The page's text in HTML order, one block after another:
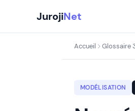
contenu
JurojiNet
Accueil Glossaire
MODÉLISATION